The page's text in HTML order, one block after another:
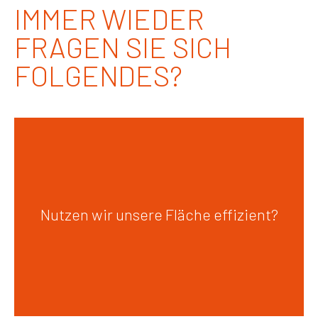
IMMER WIEDER
FRAGEN SIE SICH
FOLGENDES?
Nutzen wir unsere Fläche effizient?